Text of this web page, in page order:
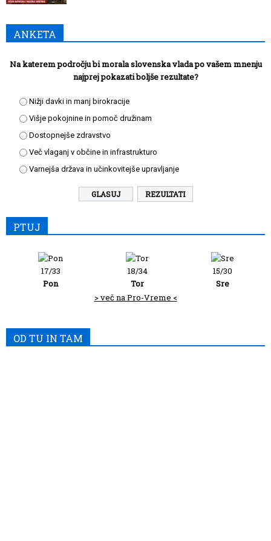
ANKETA
Na katerem področju bi morala slovenska vlada po vašem mnenju
najprej pokazati boljše rezultate?
Nižji davki in manj birokracije
Višje pokojnine in pomoč družinam
Dostopnejše zdravstvo
Več vlaganj v občine in infrastrukturo
Varnejša država in učinkovitejše upravljanje
REZULTATI
PTUJ
17/33
Pon
18/34
Tor
15/30
Sre
> več na Pro-Vreme <
OD TU IN TAM